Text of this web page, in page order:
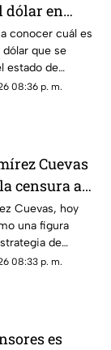
dólar en
jueves 6
2026
conocer cuál es
que se
estado de
de la jornada
08:36 p. m.
Cuevas
censura a
2013
Cuevas, hoy
una figura
de
criticaba
08:33 p. m.
es